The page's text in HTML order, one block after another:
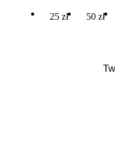
25 zł 50 zł